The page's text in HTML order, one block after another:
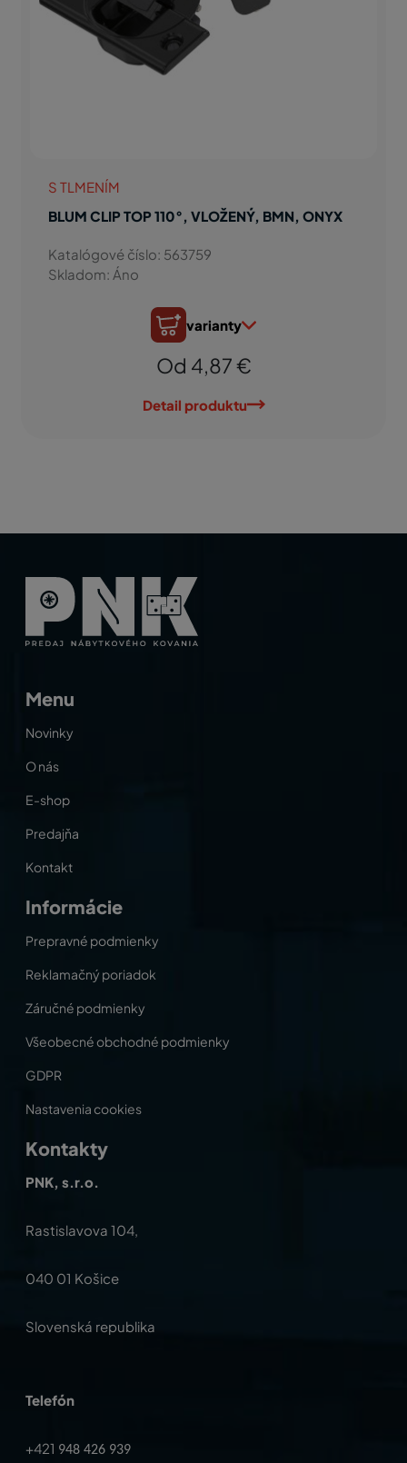
S TLMENÍM
BLUM CLIP TOP 110°, VLOŽENÝ, BMN, ONYX
Katalógové číslo: 563759
Skladom: Áno
varianty
Od 4,87 €
Detail produktu
Menu
Novinky
O nás
E-shop
Predajňa
Kontakt
Informácie
Prepravné podmienky
Reklamačný poriadok
Záručné podmienky
Všeobecné obchodné podmienky
GDPR
Nastavenia cookies
Kontakty
PNK, s.r.o.
Rastislavova 104,
040 01 Košice
Slovenská republika
Telefón
+421 948 426 939